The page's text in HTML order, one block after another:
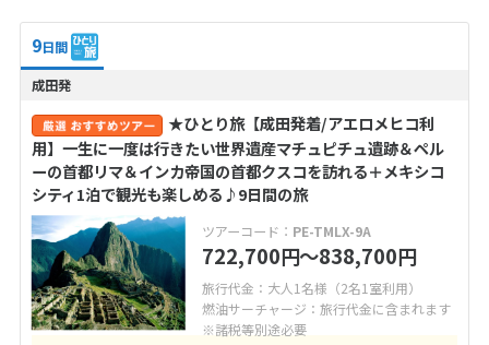
9日間
成田発
★ひとり旅【成田発着/アエロメヒコ利
用】一生に一度は行きたい世界遺産マチュピチュ遺跡＆ペル
ーの首都リマ＆インカ帝国の首都クスコを訪れる＋メキシコ
シティ1泊で観光も楽しめる♪9日間の旅
ツアーコード： PE-TMLX-9A
722,700円〜838,700円
旅行代金：大人1名様（2名1室利用）
燃油サーチャージ：旅行代金に含まれます
※諸税等別途必要